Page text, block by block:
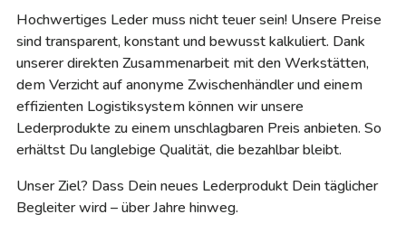
Hochwertiges Leder muss nicht teuer sein! Unsere Preise
sind transparent, konstant und bewusst kalkuliert. Dank
unserer direkten Zusammenarbeit mit den Werkstätten,
dem Verzicht auf anonyme Zwischenhändler und einem
effizienten Logistiksystem können wir unsere
Lederprodukte zu einem unschlagbaren Preis anbieten. So
erhältst Du langlebige Qualität, die bezahlbar bleibt.
Unser Ziel? Dass Dein neues Lederprodukt Dein täglicher
Begleiter wird – über Jahre hinweg.